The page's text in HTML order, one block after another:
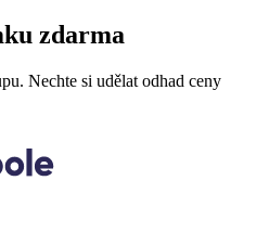
zdarma
Nechte si udělat odhad ceny